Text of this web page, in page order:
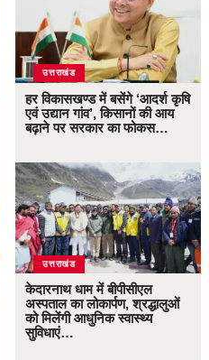
उत्तराखंड
हर विकासखण्ड में बसेंगे ‘आदर्श कृषि
एवं उद्यान गांव’, किसानों की आय
बढ़ाने पर सरकार का फोकस…
उत्तराखंड
केदारनाथ धाम में बीपीसीएल
अस्पताल का लोकार्पण, श्रद्धालुओं
को मिलेंगी आधुनिक स्वास्थ्य
सुविधाएं…